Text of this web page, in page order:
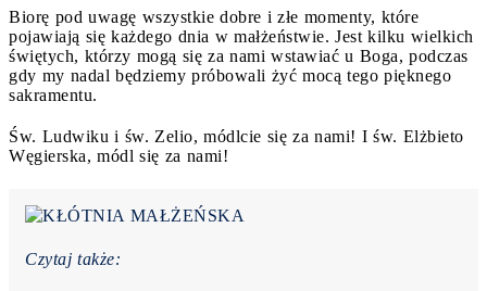
Biorę pod uwagę wszystkie dobre i złe momenty, które
pojawiają się każdego dnia w małżeństwie. Jest kilku wielkich
świętych, którzy mogą się za nami wstawiać u Boga, podczas
gdy my nadal będziemy próbowali żyć mocą tego pięknego
sakramentu.
Św. Ludwiku i św. Zelio, módlcie się za nami! I św. Elżbieto
Węgierska, módl się za nami!
Czytaj także: